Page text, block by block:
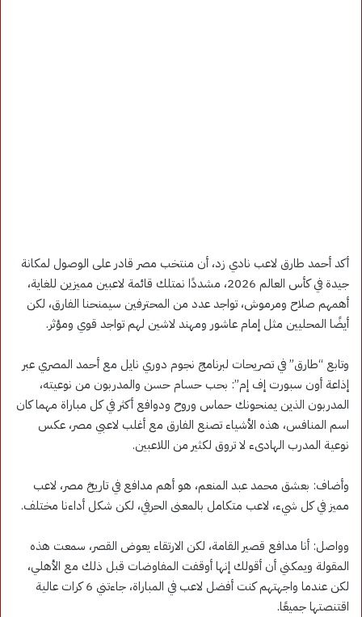
أكد أحمد طارق لاعب نادي زد، أن منتخب مصر قادر على الوصول لمكانة
جيدة في كأس العالم 2026، مشددًا نمتلك قائمة لاعبين مميزين للغاية،
أهمهم صلاح ومرموش، تواجد عدد من المحترفين سيمنحنا الفارق، لكن
أيضًا المحليين مثل إمام عاشور ومهند لاشين لهم تواجد قوي ومؤثر.
وتابع “طارق” في تصريحات لبرنامج نجوم دوري نايل مع أحمد المصري عبر
إذاعة أون سبورت إف إم”: بحب حسام حسن والمدربون من نوعيته،
المدربون الذين يمنحونك حماس وروح ودوافع أكثر في كل مباراة مهما كان
اسم المنافس، هذه الأشياء تصنع الفارق مع أغلب لاعبي مصر، عكس
نوعية المدرب الهادىء لا تروق لكثير من اللاعبين.
وأضاف: بعشق محمد عبد المنعم، هو أهم مدافع في تاريخ مصر، لاعب
مميز في كل شيء، لاعب متكامل بالمعنى الحرفي، لكن شكل أداءنا مختلف.
وواصل: أنا مدافع قصير القامة، لكن الارتقاء يعوض القصر، سمعت هذه
المقولة ويمكني أن أقولك إنها أوقفت المفاوضات قبل ذلك مع الأهلي،
لكن عندما واجهتهم كنت أفضل لاعب في المباراة، جاءتني 6 كرات عالية
اقتنصتها جميعًا.